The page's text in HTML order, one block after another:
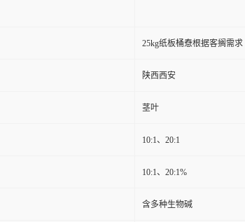
25kg纸板桶憃根据客搁需求
陕西西安
茎叶
10:1、20:1
10:1、20:1%
含多种生物碱